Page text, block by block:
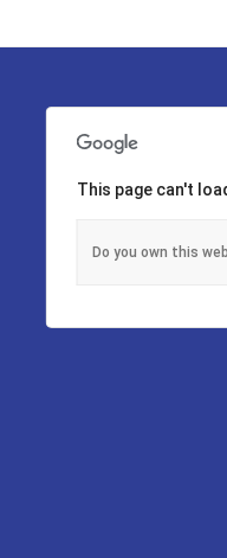
This page can't
Do you own this